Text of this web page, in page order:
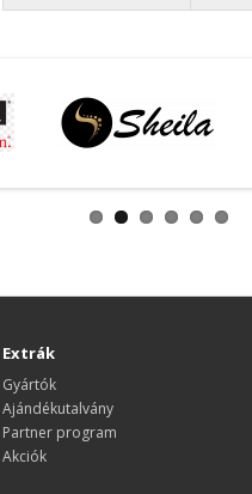
Extrák
Gyártók
Ajándékutalvány
Partner program
Akciók